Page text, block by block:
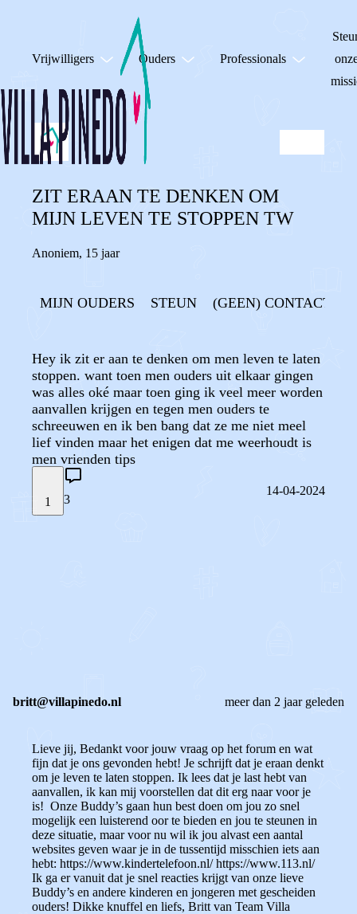
Vrijwilligers Ouders Professionals
ZIT ERAAN TE DENKEN OM
MIJN LEVEN TE STOPPEN TW
Anoniem, 15 jaar
MIJN OUDERS STEUN (GEEN) CONTACT
Hey ik zit er aan te denken om men leven te laten
stoppen. want toen men ouders uit elkaar gingen
was alles oké maar toen ging ik veel meer worden
aanvallen krijgen en tegen men ouders te
schreeuwen en ik ben bang dat ze me niet meel
lief vinden maar het enigen dat me weerhoudt is
men vrienden tips
1 3
14-04-2024
britt@villapinedo.nl meer dan 2 jaar geleden
Lieve jij, Bedankt voor jouw vraag op het forum en wat
fijn dat je ons gevonden hebt! Je schrijft dat je eraan denkt
om je leven te laten stoppen. Ik lees dat je last hebt van
aanvallen, ik kan mij voorstellen dat dit erg naar voor je
is! Onze Buddy’s gaan hun best doen om jou zo snel
mogelijk een luisterend oor te bieden en jou te steunen in
deze situatie, maar voor nu wil ik jou alvast een aantal
websites geven waar je in de tussentijd misschien iets aan
hebt: https://www.kindertelefoon.nl/ https://www.113.nl/
Ik ga er vanuit dat je snel reacties krijgt van onze lieve
Buddy’s en andere kinderen en jongeren met gescheiden
ouders! Dikke knuffel en liefs, Britt van Team Villa